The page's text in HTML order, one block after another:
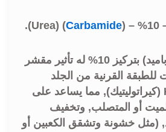
Carbamide
) (Urea).
اليوريا (الكارباميد) بتركيز 10% له تأثير مقشر
القرنية من الجلد
Keratolytic (كيراتوليتيك), مما يساعد على
الميت أو المتصلب, وتخفيف
(مثل خشونة وتشقق الكعبين أو